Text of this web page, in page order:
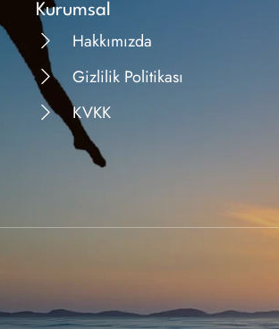
Kurumsal
Hakkımızda
Gizlilik Politikası
KVKK